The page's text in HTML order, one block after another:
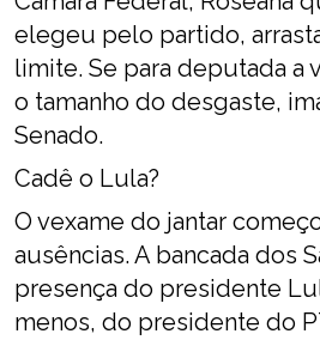
elegeu pelo partido,
limite. Se para deputada a
o tamanho do desgaste,
Senado.
Cadê o Lula?
O vexame do jantar
ausências. A bancada dos
presença do presidente
menos, do presidente do